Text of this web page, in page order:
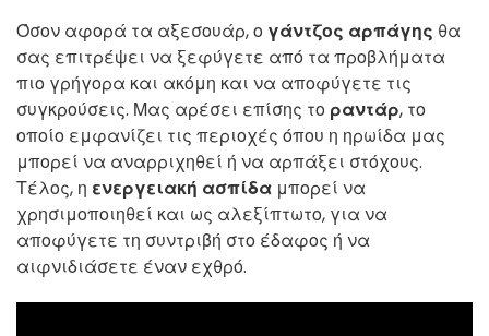
Όσον αφορά τα αξεσουάρ, ο γάντζος αρπάγης θα
σας επιτρέψει να ξεφύγετε από τα προβλήματα
πιο γρήγορα και ακόμη και να αποφύγετε τις
συγκρούσεις. Μας αρέσει επίσης το ραντάρ, το
οποίο εμφανίζει τις περιοχές όπου η ηρωίδα μας
μπορεί να αναρριχηθεί ή να αρπάξει στόχους.
Τέλος, η ενεργειακή ασπίδα μπορεί να
χρησιμοποιηθεί και ως αλεξίπτωτο, για να
αποφύγετε τη συντριβή στο έδαφος ή να
αιφνιδιάσετε έναν εχθρό.